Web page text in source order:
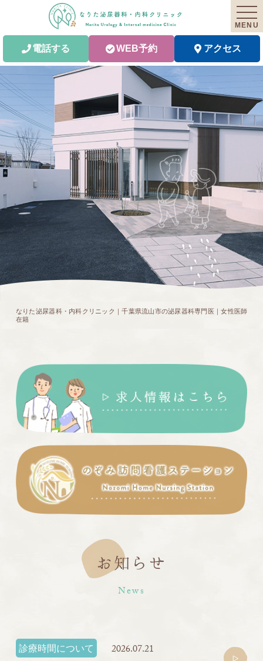
MENU
電話する WEB予約 アクセス
なりた泌尿器科・内科クリニック｜千葉県流山市の泌尿器科専門医｜女性医師
在籍
お知らせ
News
診療時間について 2026.07.21